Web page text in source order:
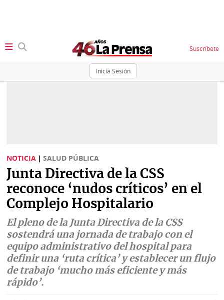
Inicia Sesión
Suscríbete
Sociedad
Judiciales
Política
Economía
Mundo
Deportes
Status
K
Vivir+
Opinión
Blogs
Fotografías
NOTICIA | SALUD PÚBLICA
Junta Directiva de la CSS
reconoce ‘nudos críticos’ en el
Complejo Hospitalario
El pleno de la Junta Directiva de la CSS
sostendrá una jornada de trabajo con el
equipo administrativo del hospital para
definir una ‘ruta crítica’ y establecer un flujo
de trabajo ‘mucho más eficiente y más
rápido’.